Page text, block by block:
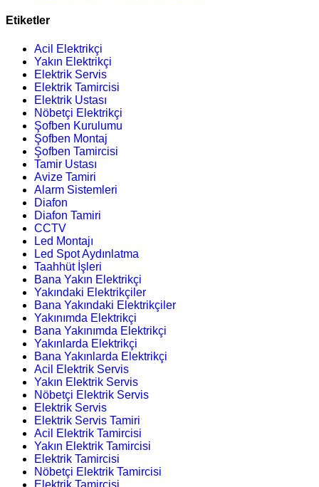
Etiketler
Acil Elektrikçi
Yakın Elektrikçi
Elektrik Servis
Elektrik Tamircisi
Elektrik Ustası
Nöbetçi Elektrikçi
Şofben Kurulumu
Şofben Montaj
Şofben Tamircisi
Tamir Ustası
Avize Tamiri
Alarm Sistemleri
Diafon
Diafon Tamiri
CCTV
Led Montajı
Led Spot Aydınlatma
Taahhüt İşleri
Bana Yakın Elektrikçi
Yakındaki Elektrikçiler
Bana Yakındaki Elektrikçiler
Yakınımda Elektrikçi
Bana Yakınımda Elektrikçi
Yakınlarda Elektrikçi
Bana Yakınlarda Elektrikçi
Acil Elektrik Servis
Yakın Elektrik Servis
Nöbetçi Elektrik Servis
Elektrik Servis
Elektrik Servis Tamiri
Acil Elektrik Tamircisi
Yakın Elektrik Tamircisi
Elektrik Tamircisi
Nöbetçi Elektrik Tamircisi
Elektrik Tamircisi